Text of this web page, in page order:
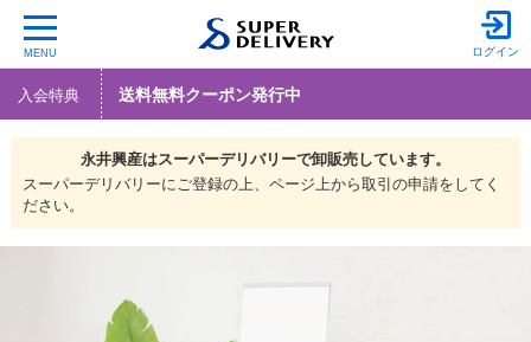
MENU ログイン
入会特典 送料無料クーポン発行中
永井興産はスーパーデリバリーで卸販売しています。
スーパーデリバリーにご登録の上、ページ上から取引の申請をしてく
ださい。